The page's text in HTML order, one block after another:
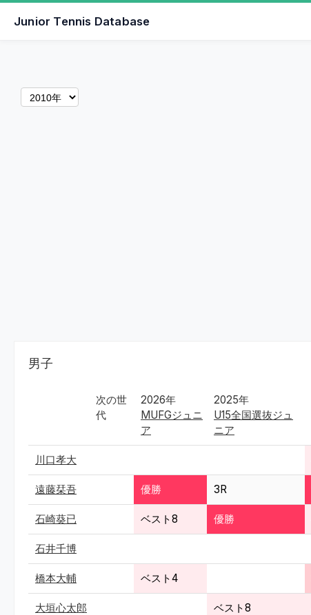
Junior Tennis Database
男子
次の世
代
2026年
MUFGジュニ
ア
2025年
U15全国選抜ジュ
ニア
川口孝大
遠藤栞吾 優勝 3R
石崎葵已 ベスト8 優勝
石井千博
橋本大輔 ベスト4
大垣心太郎 ベスト8